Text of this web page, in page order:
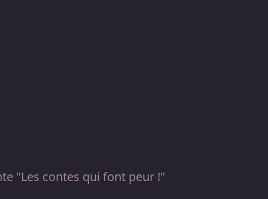
"Les contes qui font peur !"